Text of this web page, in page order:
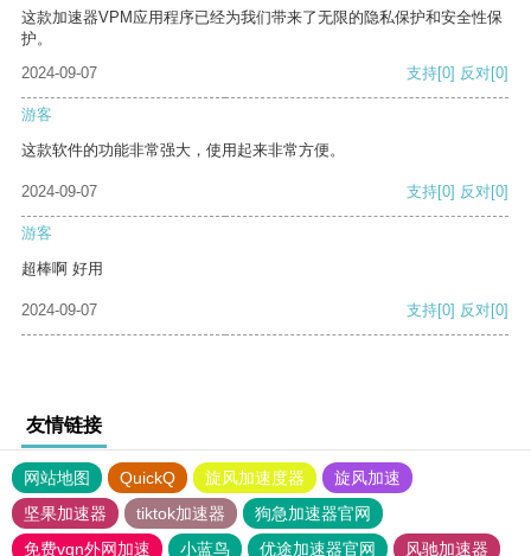
这款加速器VPM应用程序已经为我们带来了无限的隐私保护和安全性保
护。
2024-09-07
支持[0] 反对[0]
游客
这款软件的功能非常强大，使用起来非常方便。
2024-09-07 支持[0] 反对[0]
游客
超棒啊 好用
2024-09-07 支持[0] 反对[0]
友情链接
网站地图 QuickQ 旋风加速度器
旋风加速
坚果加速器
tiktok加速器
狗急加速器官网
免费vqn外网加速
小蓝鸟 优途加速器官网 风驰加速器